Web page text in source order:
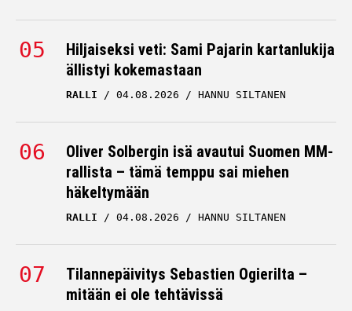
Hiljaiseksi veti: Sami Pajarin kartanlukija
ällistyi kokemastaan
RALLI 04.08.2026 HANNU SILTANEN
Oliver Solbergin isä avautui Suomen MM-
rallista – tämä temppu sai miehen
häkeltymään
RALLI 04.08.2026 HANNU SILTANEN
Tilannepäivitys Sebastien Ogierilta –
mitään ei ole tehtävissä